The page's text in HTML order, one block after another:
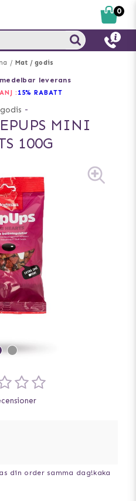
Mat / godis
leverans
: 15% RABATT
-
MINI
100G
din order samma dag!kaka
0